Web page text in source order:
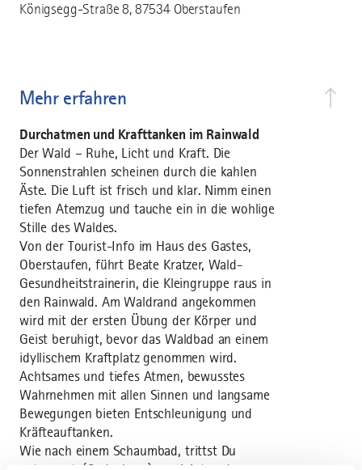
Königsegg-Straße 8, 87534 Oberstaufen
Mehr erfahren
Durchatmen und Krafttanken im Rainwald
Der Wald – Ruhe, Licht und Kraft. Die
Sonnenstrahlen scheinen durch die kahlen
Äste. Die Luft ist frisch und klar. Nimm einen
tiefen Atemzug und tauche ein in die wohlige
Stille des Waldes.
Von der Tourist-Info im Haus des Gastes,
Oberstaufen, führt Beate Kratzer, Wald-
Gesundheitstrainerin, die Kleingruppe raus in
den Rainwald. Am Waldrand angekommen
wird mit der ersten Übung der Körper und
Geist beruhigt, bevor das Waldbad an einem
idyllischem Kraftplatz genommen wird.
Achtsames und tiefes Atmen, bewusstes
Wahrnehmen mit allen Sinnen und langsame
Bewegungen bieten Entschleunigung und
Kräfteauftanken.
Wie nach einem Schaumbad, trittst Du